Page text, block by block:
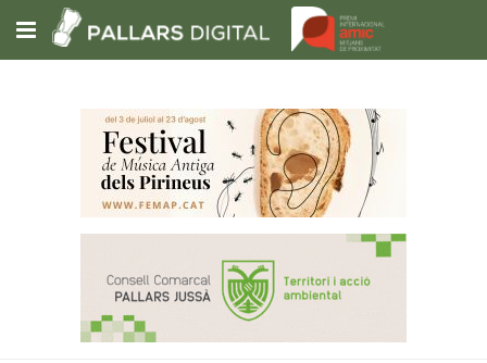
Subscriu-t'hi
Portada